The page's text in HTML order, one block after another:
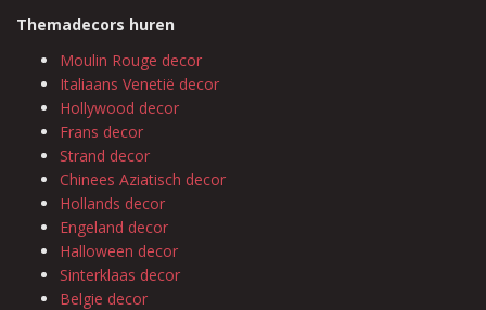
Themadecors huren
Moulin Rouge decor
Italiaans Venetië decor
Hollywood decor
Frans decor
Strand decor
Chinees Aziatisch decor
Hollands decor
Engeland decor
Halloween decor
Sinterklaas decor
Belgie decor